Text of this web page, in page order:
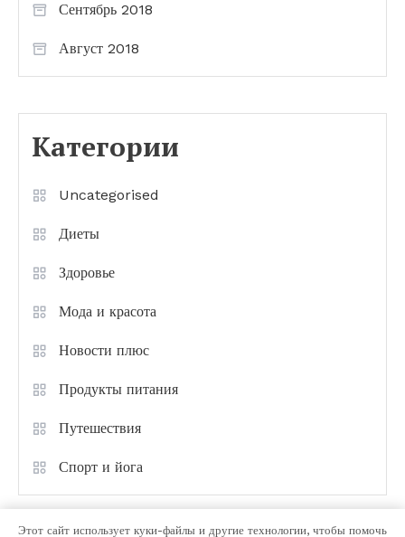
Сентябрь 2018
Август 2018
Категории
Uncategorised
Диеты
Здоровье
Мода и красота
Новости плюс
Продукты питания
Путешествия
Спорт и йога
Этот сайт использует куки-файлы и другие технологии, чтобы помочь